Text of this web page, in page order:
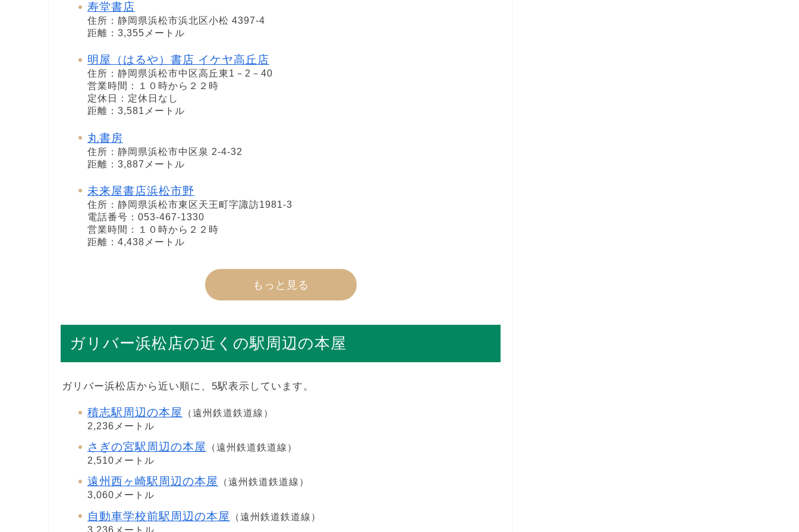
寿堂書店
住所：静岡県浜松市浜北区小松 4397-4
距離：3,355メートル
明屋（はるや）書店 イケヤ高丘店
住所：静岡県浜松市中区高丘東1－2－40
営業時間：１０時から２２時
定休日：定休日なし
距離：3,581メートル
丸書房
住所：静岡県浜松市中区泉 2-4-32
距離：3,887メートル
未来屋書店浜松市野
住所：静岡県浜松市東区天王町字諏訪1981-3
電話番号：053-467-1330
営業時間：１０時から２２時
距離：4,438メートル
もっと見る
ガリバー浜松店の近くの駅周辺の本屋
ガリバー浜松店から近い順に、5駅表示しています。
積志駅周辺の本屋
（遠州鉄道鉄道線）
2,236メートル
さぎの宮駅周辺の本屋
（遠州鉄道鉄道線）
2,510メートル
遠州西ヶ崎駅周辺の本屋
（遠州鉄道鉄道線）
3,060メートル
自動車学校前駅周辺の本屋
（遠州鉄道鉄道線）
3,236メートル